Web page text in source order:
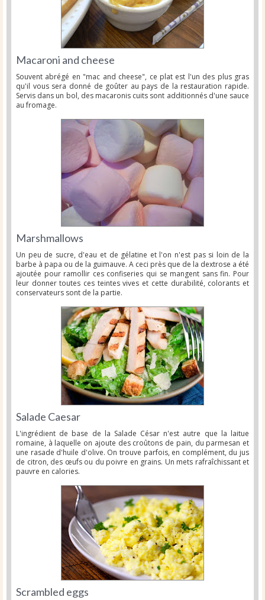
Macaroni and cheese
Souvent abrégé en "mac and cheese", ce plat est l'un des plus gras
qu'il vous sera donné de goûter au pays de la restauration rapide.
Servis dans un bol, des macaronis cuits sont additionnés d'une sauce
au fromage.
Marshmallows
Un peu de sucre, d'eau et de gélatine et l'on n'est pas si loin de la
barbe à papa ou de la guimauve. A ceci près que de la dextrose a été
ajoutée pour ramollir ces confiseries qui se mangent sans fin. Pour
leur donner toutes ces teintes vives et cette durabilité, colorants et
conservateurs sont de la partie.
Salade Caesar
L'ingrédient de base de la Salade César n'est autre que la laitue
romaine, à laquelle on ajoute des croûtons de pain, du parmesan et
une rasade d'huile d'olive. On trouve parfois, en complément, du jus
de citron, des œufs ou du poivre en grains. Un mets rafraîchissant et
pauvre en calories.
Scrambled eggs